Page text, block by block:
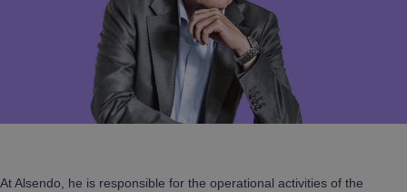
At Alsendo, he is responsible for the operational activities of the